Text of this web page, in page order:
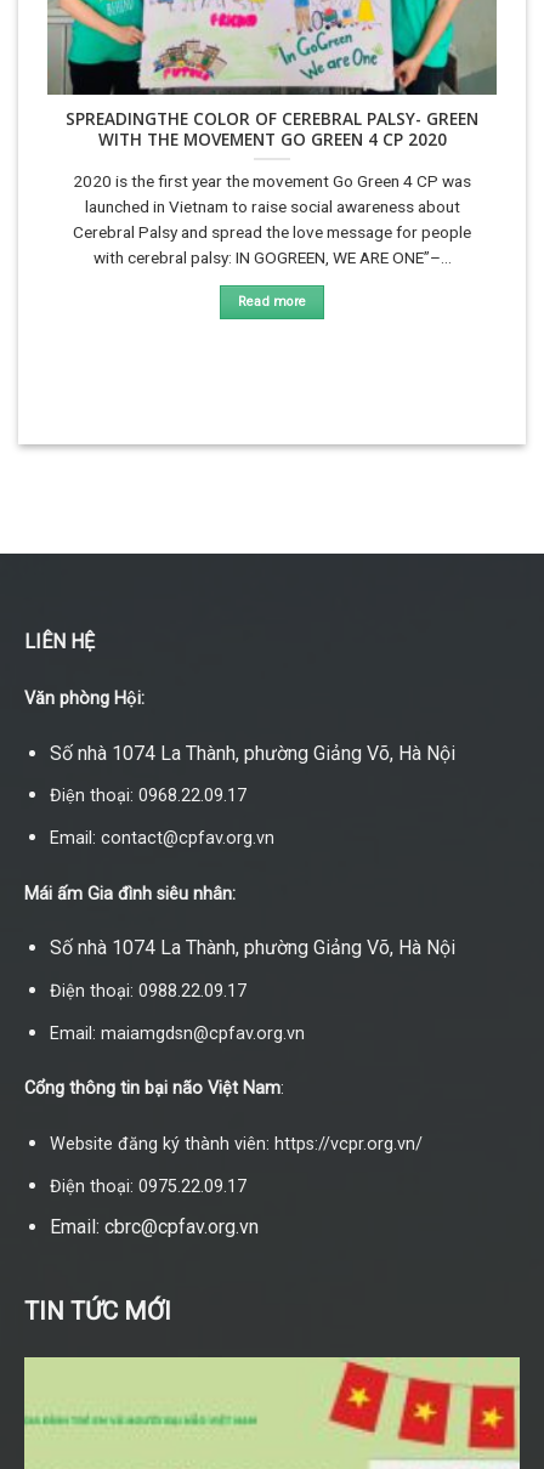
SPREADINGTHE COLOR OF CEREBRAL PALSY- GREEN
WITH THE MOVEMENT GO GREEN 4 CP 2020
2020 is the first year the movement Go Green 4 CP was
launched in Vietnam to raise social awareness about
Cerebral Palsy and spread the love message for people
with cerebral palsy: IN GOGREEN, WE ARE ONE”–...
Read more
LIÊN HỆ
Văn phòng Hội:
Số nhà 1074 La Thành, phường Giảng Võ, Hà Nội
Điện thoại: 0968.22.09.17
Email: contact@cpfav.org.vn
Mái ấm Gia đình siêu nhân:
Số nhà 1074 La Thành, phường Giảng Võ, Hà Nội
Điện thoại: 0988.22.09.17
Email: maiamgdsn@cpfav.org.vn
Cổng thông tin bại não Việt Nam:
Website đăng ký thành viên: https://vcpr.org.vn/
Điện thoại: 0975.22.09.17
Email: cbrc@cpfav.org.vn
TIN TỨC MỚI